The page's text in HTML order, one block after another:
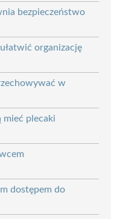
bezpieczeństwo
organizację
w
mieć plecaki
dostępem do